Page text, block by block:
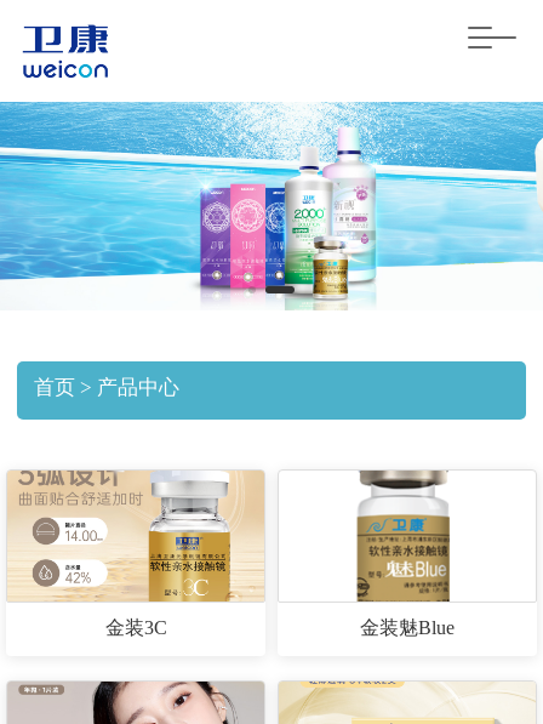
T
g
l
e
n
a
v
i
首页 > 产品中心
金装3C 金装魅Blue